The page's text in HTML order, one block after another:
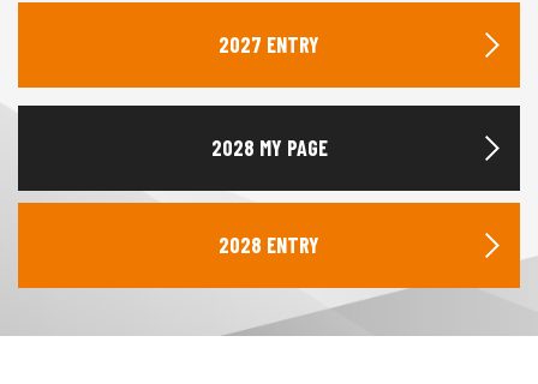
2027 ENTRY
2028 MY PAGE
2028 ENTRY